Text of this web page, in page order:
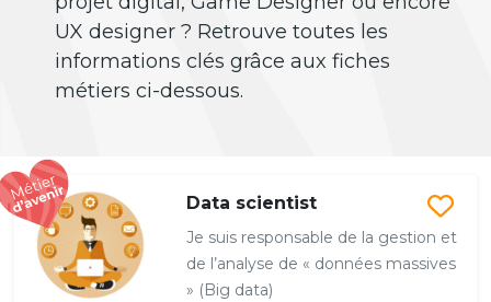
UX designer ? Retrouve toutes les
informations clés grâce aux fiches
métiers ci-dessous.
Data scientist
Je suis responsable de la gestion et
de l’analyse de « données massives
» (Big data)